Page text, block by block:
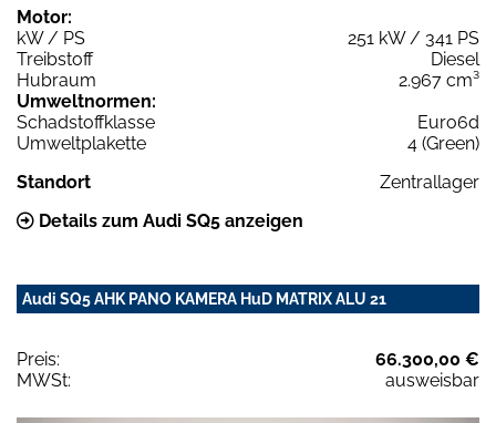
Motor:
kW / PS
251 kW / 341 PS
Treibstoff
Diesel
Hubraum
2.967 cm³
Umweltnormen:
Schadstoffklasse
Euro6d
Umweltplakette
4 (Green)
Standort
Zentrallager
Details zum Audi SQ5 anzeigen
Audi SQ5 AHK PANO KAMERA HuD MATRIX ALU 21
Preis:
66.300,00 €
MWSt:
ausweisbar